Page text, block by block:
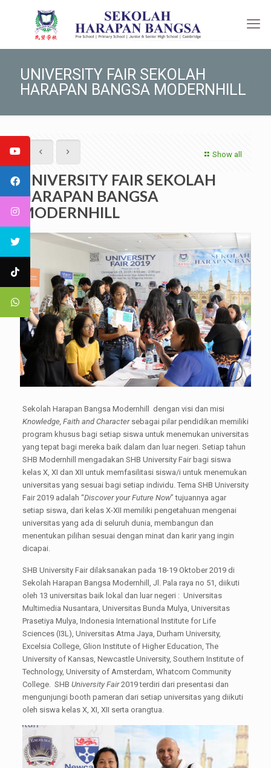
UNIVERSITY FAIR SEKOLAH
HARAPAN BANGSA MODERNHILL
Show all
UNIVERSITY FAIR SEKOLAH
HARAPAN BANGSA
MODERNHILL
Sekolah Harapan Bangsa Modernhill dengan visi dan misi
Knowledge, Faith and Charactersebagai pilar pendidikan memiliki
program khusus bagi setiap siswa untuk menemukan universitas
yang tepat bagi mereka baik dalam dan luar negeri. Setiap tahun
SHB Modernhill mengadakan SHB University Fair bagi siswa
kelas X, XI dan XII untuk memfasilitasi siswa/i untuk menemukan
universitas yang sesuai bagi setiap individu. Tema SHB University
Fair 2019 adalah “Discover your Future Now” tujuannya agar
setiap siswa, dari kelas X-XII memiliki pengetahuan mengenai
universitas yang ada di seluruh dunia, membangun dan
menentukan pilihan sesuai dengan minat dan karir yang ingin
dicapai.
SHB University Fair dilaksanakan pada 18-19 Oktober 2019 di
Sekolah Harapan Bangsa Modernhill, Jl. Pala raya no 51, diikuti
oleh 13 universitas baik lokal dan luar negeri : Universitas
Multimedia Nusantara, Universitas Bunda Mulya, Universitas
Prasetiya Mulya, Indonesia International Institute for Life
Sciences (I3L), Universitas Atma Jaya, Durham University,
Excelsia College, Glion Institute of Higher Education, The
University of Kansas, Newcastle University, Southern Institute of
Technology, University of Amsterdam, Whatcom Community
College. SHB University Fair2019 terdiri dari presentasi dan
mengunjungi booth pameran dari setiap universitas yang diikuti
oleh siswa kelas X, XI, XII serta orangtua.